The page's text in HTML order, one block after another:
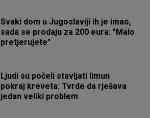
Svaki dom u Jugoslaviji ih je imao,
sada se prodaju za 200 eura: "Malo
pretjerujete"
Ljudi su počeli stavljati limun
pokraj kreveta: Tvrde da rješava
jedan veliki problem